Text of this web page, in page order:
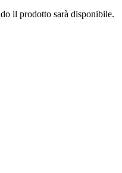
il prodotto sarà disponibile.